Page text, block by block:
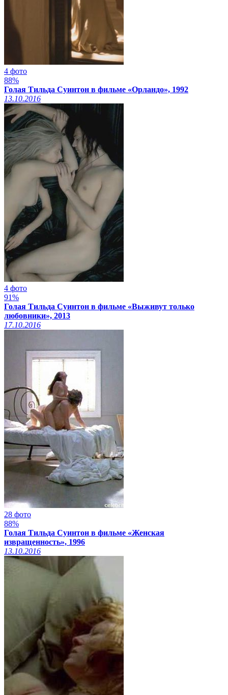
4 фото
88%
Голая Тильда Суинтон в фильме «Орландо», 1992
13.10.2016
4 фото
91%
Голая Тильда Суинтон в фильме «Выживут только
любовники», 2013
17.10.2016
28 фото
88%
Голая Тильда Суинтон в фильме «Женская
извращенность», 1996
13.10.2016